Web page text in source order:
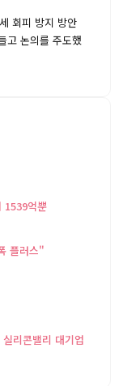
회피 방지 방안
고 논의를 주도했
1539억뿐
플러스"
리콘밸리 대기업